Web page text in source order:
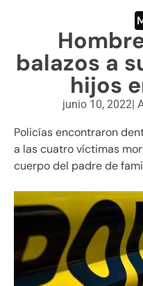
balazos a
hijos
junio 10, 2022|
Policías encontraron
a las cuatro víctimas
cuerpo del padre de